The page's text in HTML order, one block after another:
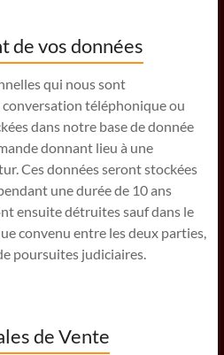
de vos données
qui nous sont
conversation téléphonique ou
dans notre base de donnée
donnant lieu à une
Ces données seront stockées
une durée de 10 ans
ensuite détruites sauf dans le
convenu entre les deux parties,
poursuites judiciaires.
de Vente